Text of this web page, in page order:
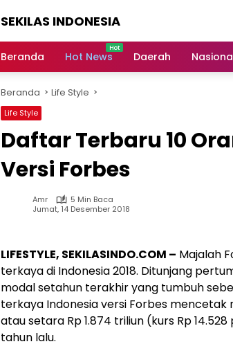
SEKILAS INDONESIA
Terkini,
Latest
World,
Headlines,
News
Beranda Hot News Daerah
Beranda Life Style
Life Style
Daftar Terbaru 10
Versi Forbes
Amr
5 Min Baca
Jumat, 14 Desember 2018
LIFESTYLE, SEKILASINDO.COM – Majalah
terkaya di Indonesia 2018. Ditunjang
modal setahun terakhir yang tumbuh
terkaya Indonesia versi Forbes mencetak
atau setara Rp 1.874 triliun (kurs Rp
tahun lalu.